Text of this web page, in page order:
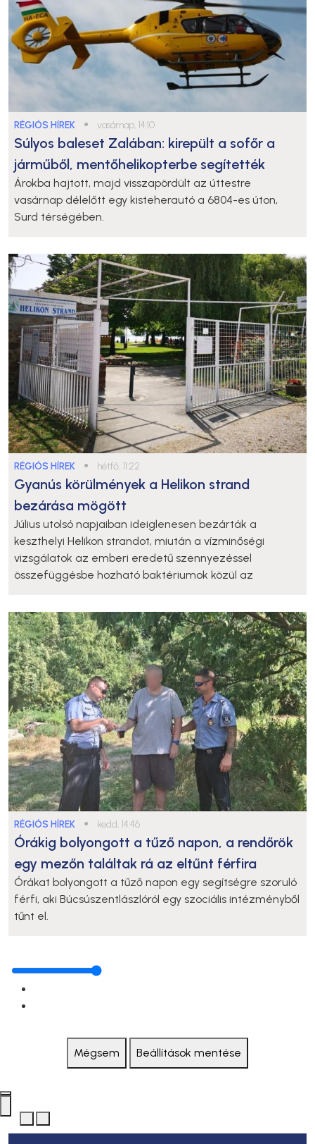
RÉGIÓS HÍREK ● vasárnap, 14:10
Súlyos baleset Zalában: kirepült a sofőr a
járműből, mentőhelikopterbe segítették
Árokba hajtott, majd visszapördült az úttestre
vasárnap délelőtt egy kisteherautó a 6804-es úton,
Surd térségében.
RÉGIÓS HÍREK ● hétfő, 11:22
Gyanús körülmények a Helikon strand
bezárása mögött
Július utolsó napjaiban ideiglenesen bezárták a
keszthelyi Helikon strandot, miután a vízminőségi
vizsgálatok az emberi eredetű szennyezéssel
összefüggésbe hozható baktériumok közül az
RÉGIÓS HÍREK ● kedd, 14:46
Órákig bolyongott a tűző napon, a rendőrök
egy mezőn találtak rá az eltűnt férfira
Órákat bolyongott a tűző napon egy segítségre szoruló
férfi, aki Búcsúszentlászlóról egy szociális intézményből
tűnt el.
Mégsem Beállítások mentése